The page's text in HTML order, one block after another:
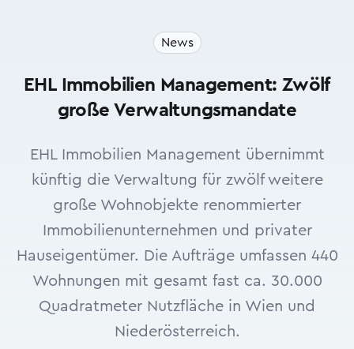
News
EHL Immobilien Management: Zwölf
große Verwaltungsmandate
EHL Immobilien Management übernimmt
künftig die Verwaltung für zwölf weitere
große Wohnobjekte renommierter
Immobilienunternehmen und privater
Hauseigentümer. Die Aufträge umfassen 440
Wohnungen mit gesamt fast ca. 30.000
Quadratmeter Nutzfläche in Wien und
Niederösterreich.